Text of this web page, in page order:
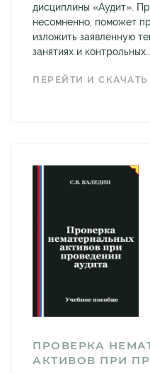
дисциплины «Аудит».
несомненно, поможет
изложить заявленную
занятиях и
ПЕРЕЙТИ И СКАЧАТЬ
ПРОВЕРКА
АКТИВОВ ПРИ